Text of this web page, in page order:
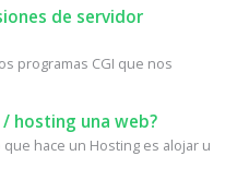
de servidor
programas CGI que nos
hosting una web?
hace un Hosting es alojar u